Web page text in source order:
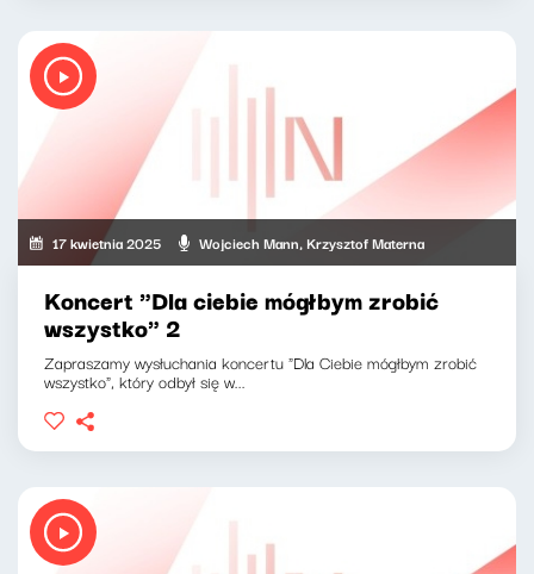
17 kwietnia 2025 Wojciech Mann, Krzysztof Materna
Koncert "Dla ciebie mógłbym zrobić
wszystko" 2
Zapraszamy wysłuchania koncertu "Dla Ciebie mógłbym zrobić
wszystko", który odbył się w...